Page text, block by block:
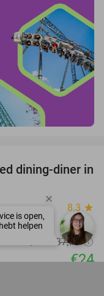
36%
dining-diner in
8.3 star
€37,75
€24